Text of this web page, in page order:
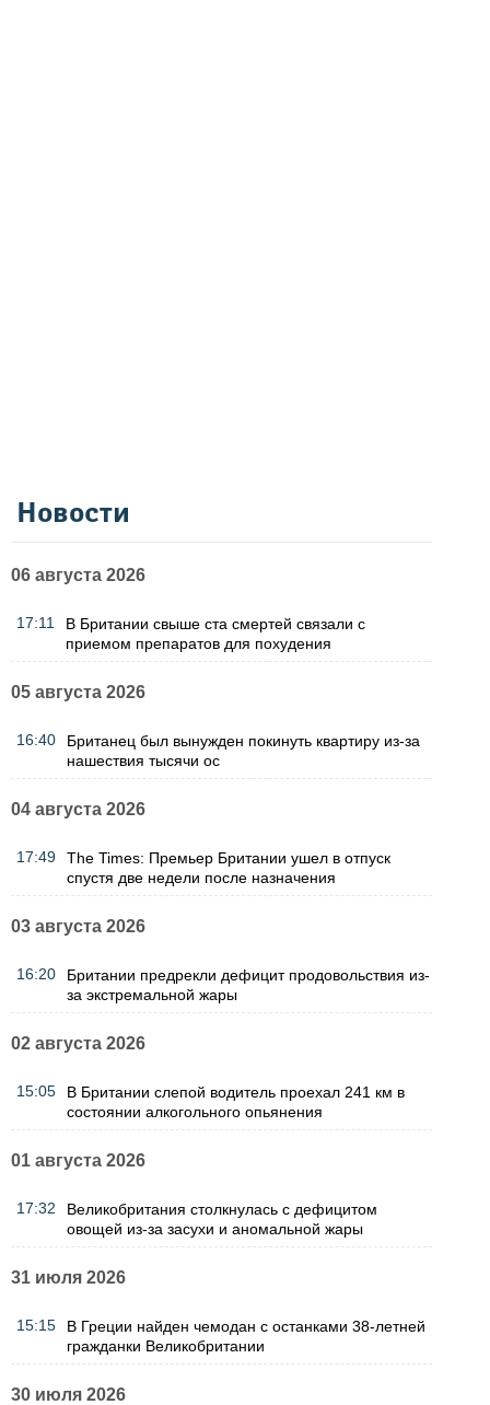
Новости
06 августа 2026
17:11
В Британии свыше ста смертей связали с
приемом препаратов для похудения
05 августа 2026
16:40
Британец был вынужден покинуть квартиру из-за
нашествия тысячи ос
04 августа 2026
17:49
The Times: Премьер Британии ушел в отпуск
спустя две недели после назначения
03 августа 2026
16:20
Британии предрекли дефицит продовольствия из-
за экстремальной жары
02 августа 2026
15:05
В Британии слепой водитель проехал 241 км в
состоянии алкогольного опьянения
01 августа 2026
17:32
Великобритания столкнулась с дефицитом
овощей из-за засухи и аномальной жары
31 июля 2026
15:15
В Греции найден чемодан с останками 38-летней
гражданки Великобритании
30 июля 2026